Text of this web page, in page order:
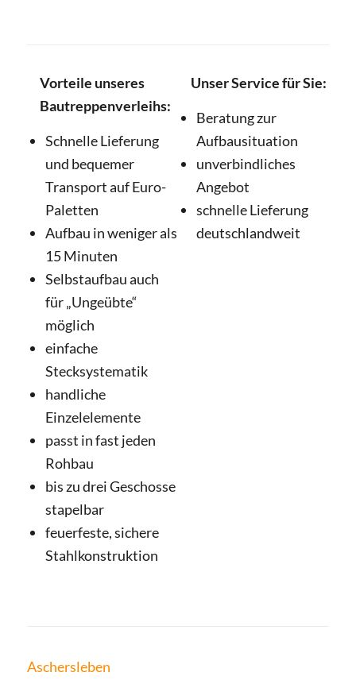
Vorteile unseres
Bautreppenverleihs:
Schnelle Lieferung
und bequemer
Transport auf Euro-
Paletten
Aufbau in weniger als
15 Minuten
Selbstaufbau auch
für „Ungeübte“
möglich
einfache
Stecksystematik
handliche
Einzelelemente
passt in fast jeden
Rohbau
bis zu drei Geschosse
stapelbar
feuerfeste, sichere
Stahlkonstruktion
Unser Service für Sie:
Beratung zur
Aufbausituation
unverbindliches
Angebot
schnelle Lieferung
deutschlandweit
Aschersleben